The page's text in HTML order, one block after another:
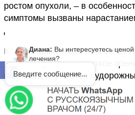
Открыть панель инструментов
ростом опухоли, – в
симптомы вызваны
давления.
К таким симптомам относятся
тошнота, рвота и нечеткое
пациента случаются
операция может повысить
противосудорожной
Диана: Вы интересуетесь
лечения?
Введите сообщение...